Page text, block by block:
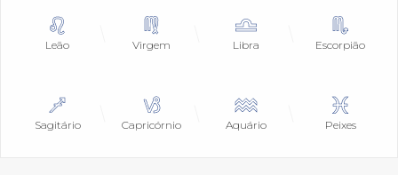
Leão Virgem Libra Escorpião
Sagitário Capricórnio Aquário Peixes